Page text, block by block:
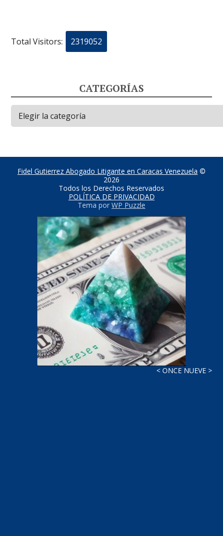
Total Visitors: 2319052
CATEGORÍAS
Categorías
Fidel Gutierrez Abogado Litigante en Caracas Venezuela ©
2026
Todos los Derechos Reservados
POLÍTICA DE PRIVACIDAD
Tema por WP Puzzle
< ONCE NUEVE >